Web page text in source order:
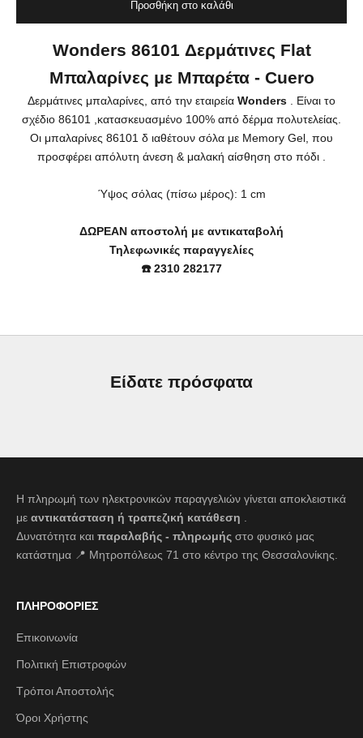
Προσθήκη στο καλάθι
Wonders 86101 Δερμάτινες Flat
Μπαλαρίνες με Μπαρέτα - Cuero
Δερμάτινες μπαλαρίνες, από την εταιρεία Wonders . Είναι το
σχέδιο 86101 ,κατασκευασμένο 100% από δέρμα πολυτελείας.
Οι μπαλαρίνες 86101 δ ιαθέτουν σόλα με Memory Gel, που
προσφέρει απόλυτη άνεση & μαλακή αίσθηση στο πόδι
Ύψος σόλας (πίσω μέρος): 1 cm
ΔΩΡΕΑΝ αποστολή με αντικαταβολή
Τηλεφωνικές παραγγελίες
☎️ 2310 282177
Είδατε πρόσφατα
Η πληρωμή των ηλεκτρονικών παραγγελιών γίνεται αποκλειστικά
με αντικατάσταση ή τραπεζική κατάθεση
Δυνατότητα και παραλαβής - πληρωμής στο φυσικό μας
κατάστημα 📍 Μητροπόλεως 71 στο κέντρο της Θεσσαλονίκης.
ΠΛΗΡΟΦΟΡΙΕΣ
Επικοινωνία
Πολιτική Επιστροφών
Τρόποι Αποστολής
Όροι Χρήστης